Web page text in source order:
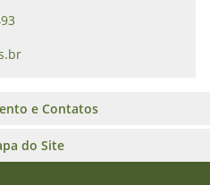
e Contatos
do Site